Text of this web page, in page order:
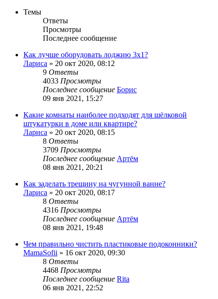
Темы
Ответы
Просмотры
Последнее сообщение
Как лучше оборудовать лоджию 3х1?
Лариса » 20 окт 2020, 08:12
9 Ответы
4033 Просмотры
Последнее сообщение Борис
09 янв 2021, 15:27
Какие комнаты наиболее подходят для шёлковой
штукатурки в доме или квартире?
Лариса » 20 окт 2020, 08:15
8 Ответы
3709 Просмотры
Последнее сообщение Артём
08 янв 2021, 20:21
Как заделать трещину на чугунной ванне?
Лариса » 20 окт 2020, 08:17
8 Ответы
4316 Просмотры
Последнее сообщение Артём
08 янв 2021, 19:48
Чем правильно чистить пластиковые подоконники?
MamaSofii » 16 окт 2020, 09:30
8 Ответы
4468 Просмотры
Последнее сообщение Rita
06 янв 2021, 22:52